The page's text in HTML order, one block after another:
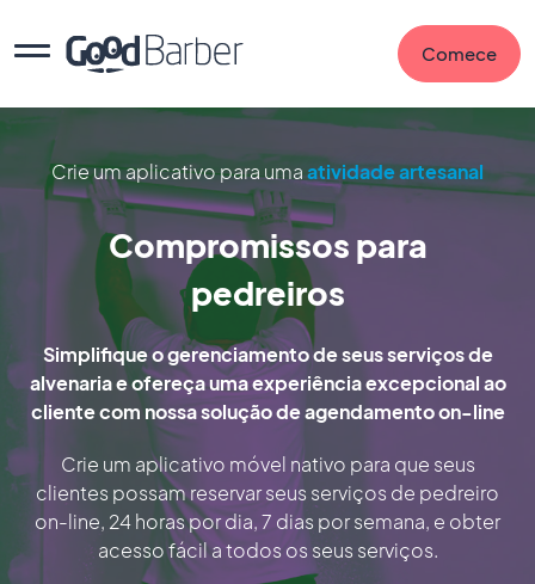
Comece
Crie um aplicativo para umaatividade artesanal
Compromissos para
pedreiros
Simplifique o gerenciamento de seus serviços de
alvenaria e ofereça uma experiência excepcional ao
cliente com nossa solução de agendamento on-line
Crie um aplicativo móvel nativo para que seus
clientes possam reservar seus serviços de pedreiro
on-line, 24 horas por dia, 7 dias por semana, e obter
acesso fácil a todos os seus serviços.